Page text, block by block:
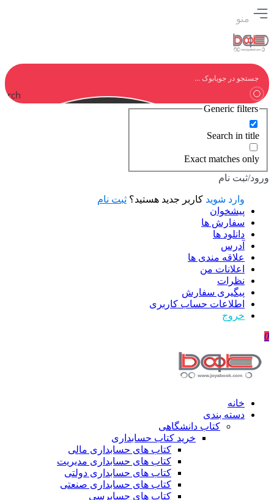
منو
Generic filters
Search in title
Exact matches only
ورود/ثبت نام
وارد شوید کاربر جدید هستید؟ ثبت نام
پیشخوان
سفارش ها
دانلود ها
آدرس
علاقه مندی ها
اعلانات من
نظرات
پیگیری سفارش
اطلاعات حساب كاربری
خروج
0
خانه
دسته بندی
کتاب دانشگاهی
خرید کتاب حسابداری
کتاب های حسابداری مالی
کتاب های حسابداری مدیریت
کتاب های حسابداری دولتی
کتاب های حسابداری صنعتی
کتاب های حسابرسی